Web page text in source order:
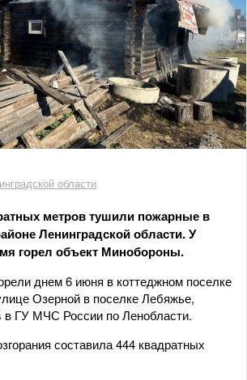
области
метров тушили пожарные в
Ленинградской области. У
горел объект Минобороны.
днем 6 июня в коттеджном поселке
Озерной в поселке Лебяжье,
в ГУ МЧС России по Ленобласти.
составила 444 квадратных